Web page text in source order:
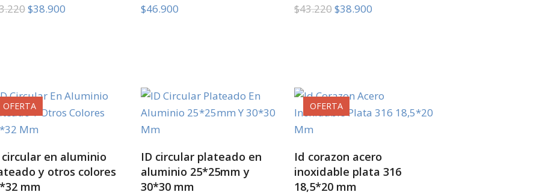
El
$38.900 $46.900 $43.220El
$38.900
OFERTA
SELECT OPTIONS
circular en aluminio
y otros colores
mm
SELECT OPTIONS
ID circular plateado en
aluminio 25*25mm y
30*30 mm
OFERTA
SELECT OPTIONS
Id corazon acero
inoxidable plata 316
18,5*20 mm